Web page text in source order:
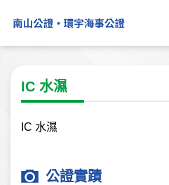
IC 水濕
IC 水濕
公證實蹟